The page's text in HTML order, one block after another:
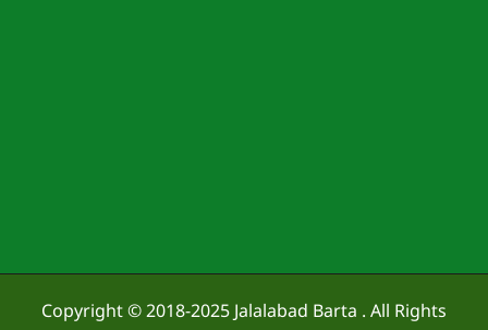
Copyright © 2018-2025Jalalabad Barta . All Rights